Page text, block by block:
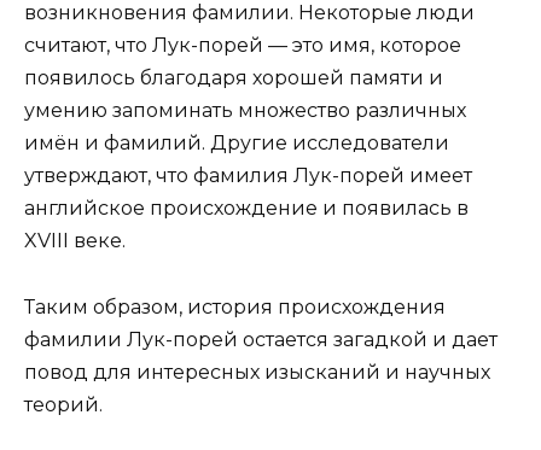
возникновения фамилии. Некоторые люди
считают, что Лук-порей — это имя, которое
появилось благодаря хорошей памяти и
умению запоминать множество различных
имён и фамилий. Другие исследователи
утверждают, что фамилия Лук-порей имеет
английское происхождение и появилась в
XVIII веке.
Таким образом, история происхождения
фамилии Лук-порей остается загадкой и дает
повод для интересных изысканий и научных
теорий.